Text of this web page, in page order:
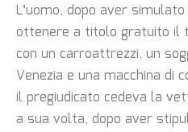
L’uomo, dopo aver
ottenere a titolo gratuito il
con un carroattrezzi, un
Venezia e una macchina di
il pregiudicato cedeva la
a sua volta, dopo aver